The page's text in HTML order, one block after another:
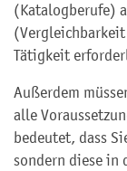
(Katalogberufe)
Tätigkeit
Außerdem
alle
bedeutet, dass
sondern diese in